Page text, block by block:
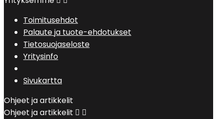
Toimitusehdot
Palaute ja tuote-ehdotukset
Tietosuojaseloste
Yritysinfo
Sivukartta
Ohjeet ja artikkelit
Ohjeet ja artikkelit  